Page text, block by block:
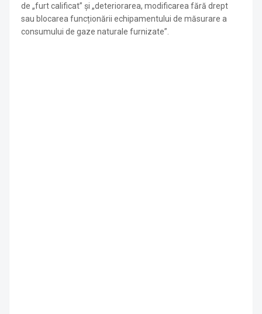
de „furt calificat” și „deteriorarea, modificarea fără drept
sau blocarea funcționării echipamentului de măsurare a
consumului de gaze naturale furnizate”.